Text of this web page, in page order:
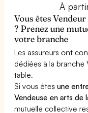
À
Vous êtes
? Prenez une
votre branche
Les assureurs ont
dédiées à la branche
table.
Si vous êtesune
Vendeuse en arts de
mutuelle collective